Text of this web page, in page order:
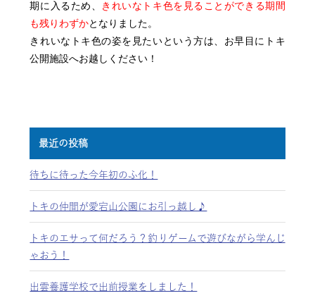
期に入るため、
きれいなトキ色を見ることができる期間
も残りわずかとなりました。
きれいなトキ色の姿を見たいという方は、お早目にトキ
公開施設へお越しください！
最近の投稿
待ちに待った今年初のふ化！
トキの仲間が愛宕山公園にお引っ越し♪
トキのエサって何だろう？釣りゲームで遊びながら学んじ
ゃおう！
出雲養護学校で出前授業をしました！